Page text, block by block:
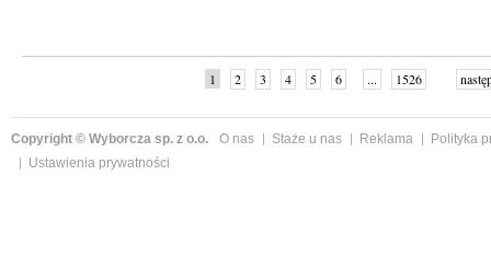
1 2 3 4 5 6 ... 1526
Copyright © Wyborcza sp. z o.o. O nas Staże u nas Reklama
Polityka
Ustawienia prywatności